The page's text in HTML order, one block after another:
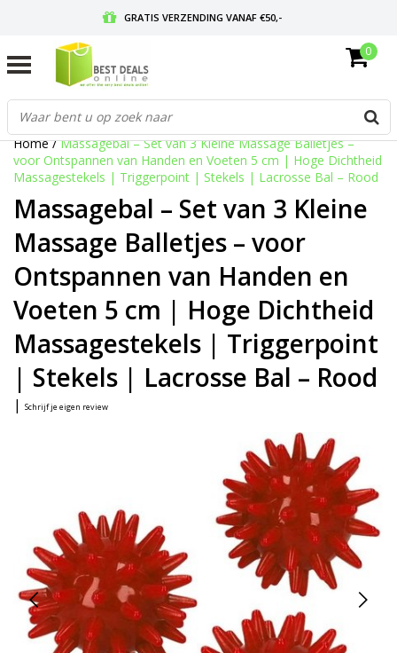
GRATIS VERZENDING VANAF €50,-
GRATIS RETOURNEREN EN 30 DAGEN BEDENKTIJD
0
Home/Massagebal – Set van 3 Kleine Massage Balletjes –
voor Ontspannen van Handen en Voeten 5 cm | Hoge Dichtheid
Massagestekels | Triggerpoint | Stekels | Lacrosse Bal – Rood
Massagebal – Set van 3 Kleine
Massage Balletjes – voor
Ontspannen van Handen en
Voeten 5 cm | Hoge Dichtheid
Massagestekels | Triggerpoint
| Stekels | Lacrosse Bal – Rood
| Schrijf je eigen review